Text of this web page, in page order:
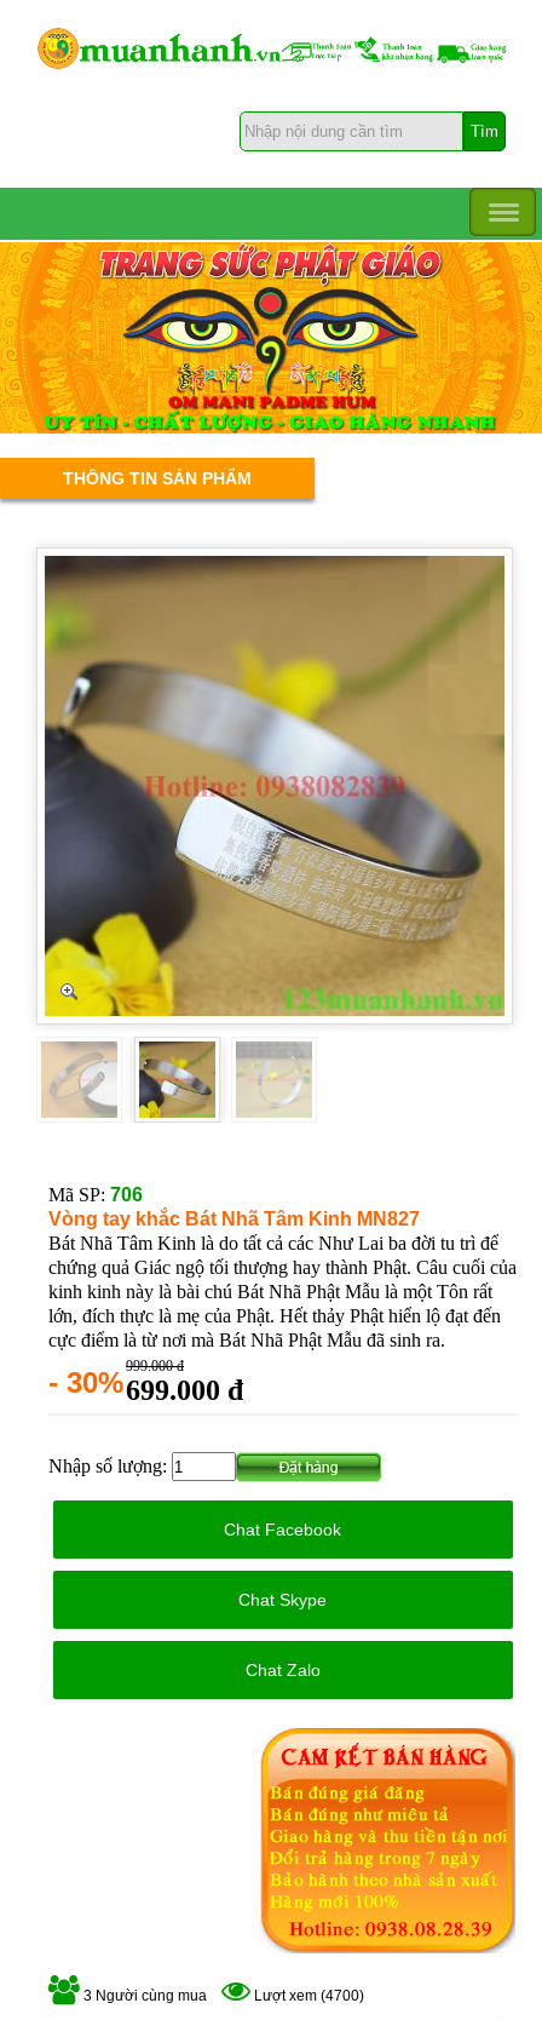
THÔNG TIN SẢN PHẨM
Mã SP: 706
Vòng tay khắc Bát Nhã Tâm Kinh MN827
Bát Nhã Tâm Kinh là do tất cả các Như Lai ba đời tu trì để
chứng quả Giác ngộ tối thượng hay thành Phật. Câu cuối của
kinh kinh này là bài chú Bát Nhã Phật Mẫu là một Tôn rất
lớn, đích thực là mẹ của Phật. Hết thảy Phật hiển lộ đạt đến
cực điểm là từ nơi mà Bát Nhã Phật Mẫu đã sinh ra.
- 30%999.000 đ
699.000 đ
Nhập số lượng:
Chat Facebook
Chat Skype
Chat Zalo
3 Người cùng mua Lượt xem (4700)